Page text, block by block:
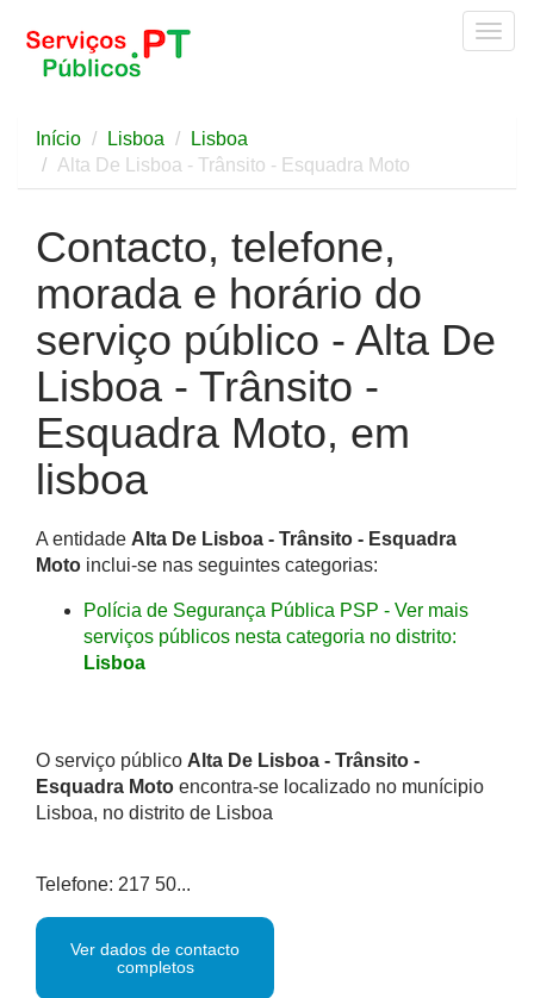
Início Lisboa
Lisboa
Alta De Lisboa - Trânsito - Esquadra Moto
Contacto, telefone,
morada e horário do
serviço público - Alta De
Lisboa - Trânsito -
Esquadra Moto, em
lisboa
A entidade Alta De Lisboa - Trânsito - Esquadra
Moto inclui-se nas seguintes categorias:
Polícia de Segurança Pública PSP - Ver mais
serviços públicos nesta categoria no distrito:
Lisboa
O serviço público Alta De Lisboa - Trânsito -
Esquadra Moto encontra-se localizado no munícipio
Lisboa, no distrito de Lisboa
Telefone: 217 50...
Ver dados de contacto
completos